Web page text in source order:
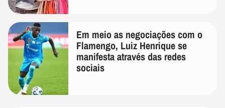
Em meio as negociações com o
Flamengo, Luiz Henrique se
manifesta através das redes
sociais